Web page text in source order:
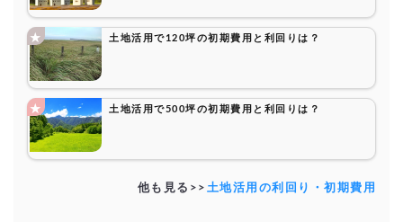
土地活用で120坪の初期費用と利回りは？
土地活用で500坪の初期費用と利回りは？
他も見る>> 土地活用の利回り・初期費用